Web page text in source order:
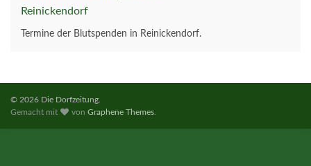
Termine der Blutspenden in Reinickendorf.
© 2026 Die Dorfzeitung.
Gemacht mit
vonGraphene Themes